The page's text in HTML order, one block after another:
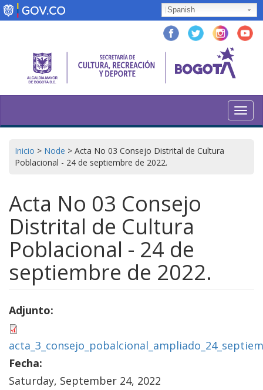
Skip
to
Spanish
Inicio > Node > Acta No 03 Consejo Distrital de Cultura
Poblacional - 24 de septiembre de 2022.
Acta No 03 Consejo
Distrital de Cultura
Poblacional - 24 de
septiembre de 2022.
Adjunto:
Fecha:
Saturday, September 24, 2022